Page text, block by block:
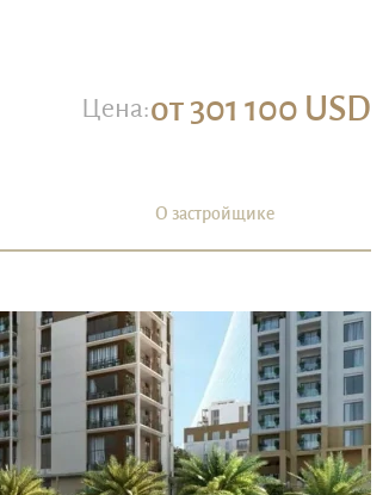
Цена:от 301 100 USD
О застройщике